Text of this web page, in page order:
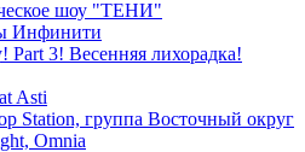
шоу "ТЕНИ"
Инфинити
Part 3! Весенняя лихорадка!
Asti
Station, группа Восточный округ
Omnia